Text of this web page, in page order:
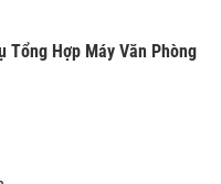
Tổng Hợp Máy Văn Phòng